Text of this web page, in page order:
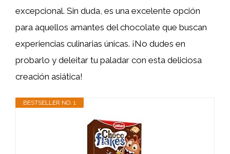
excepcional. Sin duda, es una excelente opción
para aquellos amantes del chocolate que buscan
experiencias culinarias únicas. ¡No dudes en
probarlo y deleitar tu paladar con esta deliciosa
creación asiática!
BESTSELLER NO. 1